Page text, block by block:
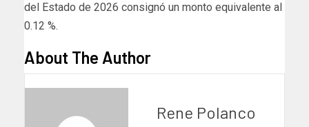
del Estado de 2026 consignó un monto equivalente al
0.12 %.
About The Author
Rene Polanco